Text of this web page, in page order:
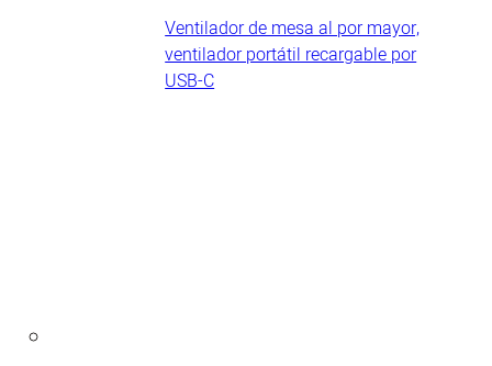
Ventilador de mesa al por mayor,
ventilador portátil recargable por
USB-C